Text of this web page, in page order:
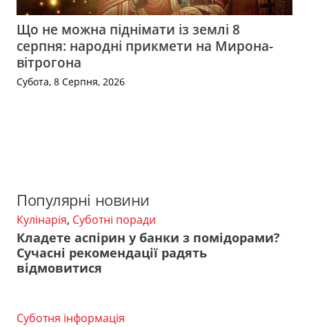
Що не можна піднімати із землі 8
серпня: народні прикмети на Мирона-
вітрогона
Субота, 8 Серпня, 2026
Популярні новини
Кулінарія, Суботні поради
Кладете аспірин у банки з помідорами?
Сучасні рекомендації радять
відмовитися
Суботня інформація